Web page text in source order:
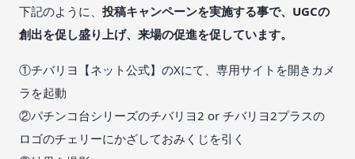
下記のように、 投稿キャンペーンを実施する事で、UGCの
創出を促し盛り上げ、来場の促進を促しています。
①チバリヨ【ネット公式】のXにて、専用サイトを開きカメ
ラを起動
②パチンコ台シリーズのチバリヨ2 or チバリヨ2プラスの
ロゴのチェリーにかざしておみくじを引く